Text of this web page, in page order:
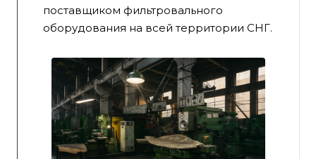
поставщиком фильтровального
оборудования на всей территории СНГ.